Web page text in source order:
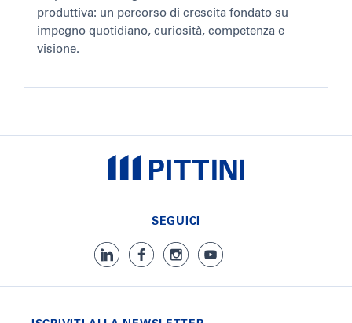
produttiva: un percorso di crescita fondato su
impegno quotidiano, curiosità, competenza e
visione.
SEGUICI